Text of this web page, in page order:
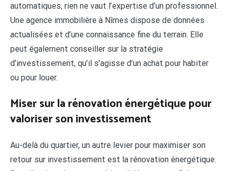
automatiques, rien ne vaut l’expertise d’un professionnel.
Une agence immobilière à Nîmes dispose de données
actualisées et d’une connaissance fine du terrain. Elle
peut également conseiller sur la stratégie
d’investissement, qu’il s’agisse d’un achat pour habiter
ou pour louer.
Miser sur la rénovation énergétique pour
valoriser son investissement
Au-delà du quartier, un autre levier pour maximiser son
retour sur investissement est la rénovation énergétique.